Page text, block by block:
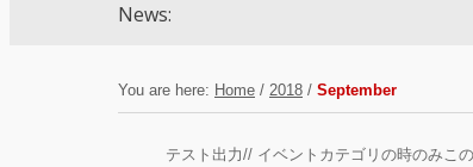
News:
You are here: Home / 2018 / September
テスト出力// イベントカテゴリの時のみこ